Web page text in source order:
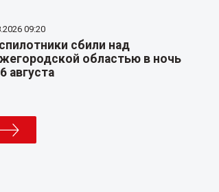
09:20
сбили над
областью в ночь
августа